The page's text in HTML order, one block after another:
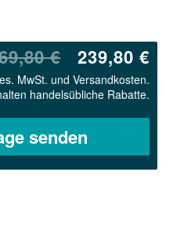
€ 239,80 €
MwSt. und Versandkosten.
handelsübliche Rabatte.
senden